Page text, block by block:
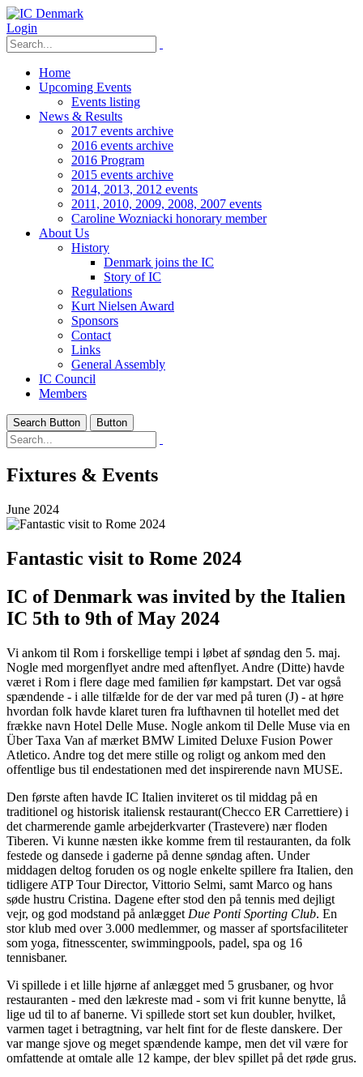
Login
Home
Upcoming Events
Events listing
News & Results
2017 events archive
2016 events archive
2016 Program
2015 events archive
2014, 2013, 2012 events
2011, 2010, 2009, 2008, 2007 events
Caroline Wozniacki honorary member
About Us
History
Denmark joins the IC
Story of IC
Regulations
Kurt Nielsen Award
Sponsors
Contact
Links
General Assembly
IC Council
Members
Search Button Button
Fixtures & Events
June 2024
Fantastic visit to Rome 2024
IC of Denmark was invited by the Italien
IC 5th to 9th of May 2024
Vi ankom til Rom i forskellige tempi i løbet af søndag den 5. maj.
Nogle med morgenflyet andre med aftenflyet. Andre (Ditte) havde
været i Rom i flere dage med familien før kampstart. Det var også
spændende - i alle tilfælde for de der var med på turen (J) - at høre
hvordan folk havde klaret turen fra lufthavnen til hotellet med det
frække navn Hotel Delle Muse. Nogle ankom til Delle Muse via en
Über Taxa Van af mærket BMW Limited Deluxe Fusion Power
Atletico. Andre tog det mere stille og roligt og ankom med den
offentlige bus til endestationen med det inspirerende navn MUSE.
Den første aften havde IC Italien inviteret os til middag på en
traditionel og historisk italiensk restaurant(Checco ER Carrettiere) i
det charmerende gamle arbejderkvarter (Trastevere) nær floden
Tiberen. Vi kunne næsten ikke komme frem til restauranten, da folk
festede og dansede i gaderne på denne søndag aften. Under
middagen deltog foruden os og nogle enkelte spillere fra Italien, den
tidligere ATP Tour Director, Vittorio Selmi, samt Marco og hans
søde hustru Cristina. Dagene efter stod den på tennis med dejligt
vejr, og god modstand på anlægget Due Ponti Sporting Club. En
stor klub med over 3.000 medlemmer, og masser af sportsfaciliteter
som yoga, fitnesscenter, swimmingpools, padel, spa og 16
tennisbaner.
Vi spillede i et lille hjørne af anlægget med 5 grusbaner, og hvor
restauranten - med den lækreste mad - som vi frit kunne benytte, lå
lige ud til to af banerne. Vi spillede stort set kun doubler, hvilket,
varmen taget i betragtning, var helt fint for de fleste danskere. Der
var mange sjove og meget spændende kampe, men det vil være for
omfattende at omtale alle 12 kampe, der blev spillet på det røde grus.